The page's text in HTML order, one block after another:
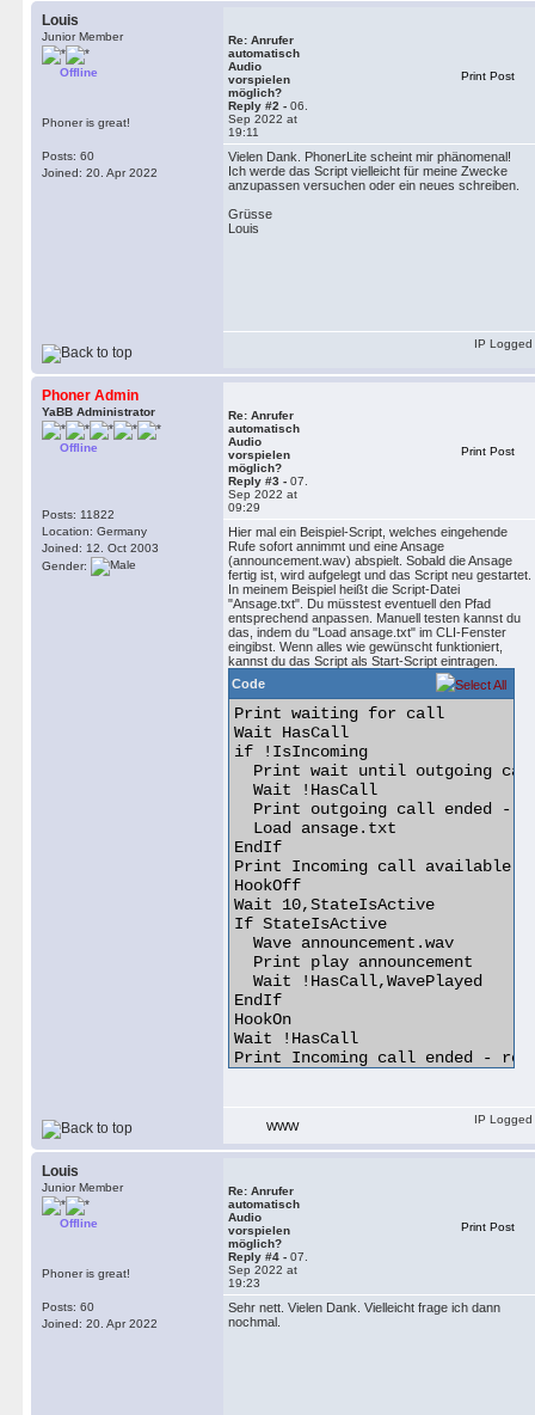
Louis
Junior Member
Offline
Phoner is great!
Posts: 60
Joined: 20. Apr 2022
Re: Anrufer
automatisch
Audio
vorspielen
möglich?
Reply #2 - 06.
Sep 2022 at
19:11
Print Post
Vielen Dank. PhonerLite scheint mir phänomenal!
Ich werde das Script vielleicht für meine Zwecke
anzupassen versuchen oder ein neues schreiben.
Grüsse
Louis
IP Logged
Phoner Admin
YaBB Administrator
Offline
Posts: 11822
Location: Germany
Joined: 12. Oct 2003
Gender:
Re: Anrufer
automatisch
Audio
vorspielen
möglich?
Reply #3 - 07.
Sep 2022 at
09:29
Print Post
Hier mal ein Beispiel-Script, welches eingehende
Rufe sofort annimmt und eine Ansage
(announcement.wav) abspielt. Sobald die Ansage
fertig ist, wird aufgelegt und das Script neu gestartet.
In meinem Beispiel heißt die Script-Datei
"Ansage.txt". Du müsstest eventuell den Pfad
entsprechend anpassen. Manuell testen kannst du
das, indem du "Load ansage.txt" im CLI-Fenster
eingibst. Wenn alles wie gewünscht funktioniert,
kannst du das Script als Start-Script eintragen.
Code
Print waiting for call
Wait HasCall
if !IsIncoming
Print wait until outgoing
  Wait !HasCall
Print outgoing call ended -
  Load ansage.txt
EndIf
Print Incoming call available
HookOff
Wait 10,StateIsActive
If StateIsActive
  Wave announcement.wav
  Print play announcement
  Wait !HasCall,WavePlayed
EndIf
HookOn
Wait !HasCall
Print Incoming call ended -
WWW
IP Logged
Louis
Junior Member
Offline
Phoner is great!
Posts: 60
Joined: 20. Apr 2022
Re: Anrufer
automatisch
Audio
vorspielen
möglich?
Reply #4 - 07.
Sep 2022 at
19:23
Print Post
Sehr nett. Vielen Dank. Vielleicht frage ich dann
nochmal.